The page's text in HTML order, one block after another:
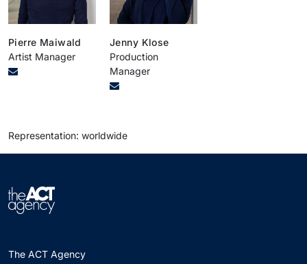
Pierre Maiwald
Artist Manager
Jenny Klose
Production
Manager
Representation: worldwide
The ACT Agency